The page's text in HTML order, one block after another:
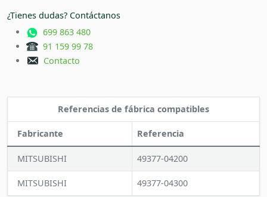
¿Tienes dudas? Contáctanos
699 863 480
91 159 99 78
Contacto
Referencias de fábrica compatibles
Fabricante Referencia
MITSUBISHI 49377-04200
MITSUBISHI 49377-04300